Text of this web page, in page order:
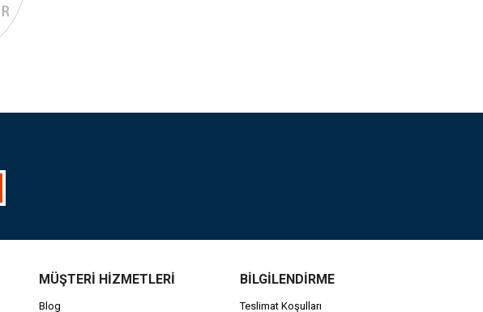
MÜŞTERİ HİZMETLERİ
Blog
BİLGİLENDİRME
Teslimat Koşulları